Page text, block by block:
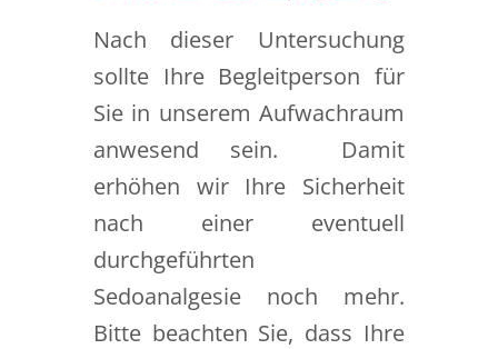
Nach dieser Untersuchung
sollte Ihre Begleitperson für
Sie in unserem Aufwachraum
anwesend sein. Damit
erhöhen wir Ihre Sicherheit
nach einer eventuell
durchgeführten
Sedoanalgesie noch mehr.
Bitte beachten Sie, dass Ihre